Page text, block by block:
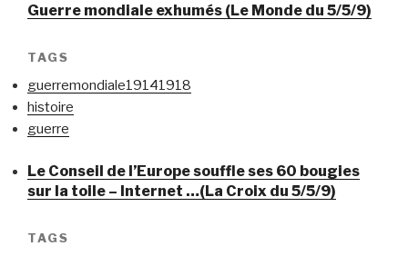
Guerre mondiale exhumés (Le Monde du 5/5/9)
TAGS
guerremondiale19141918
histoire
guerre
Le Conseil de l’Europe souffle ses 60 bougies
sur la toile – Internet …(La Croix du 5/5/9)
TAGS